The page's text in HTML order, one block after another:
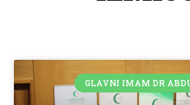
GLAVNI IMAM DR